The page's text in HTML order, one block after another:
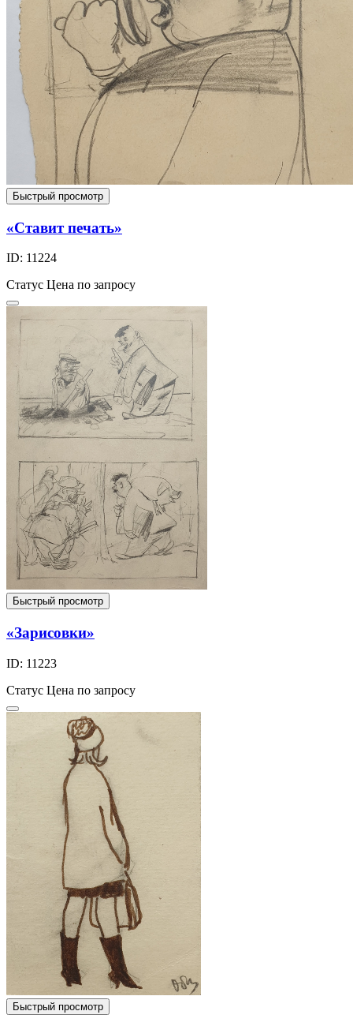
Быстрый просмотр
«Ставит печать»
ID: 11224
Статус Цена по запросу
Быстрый просмотр
«Зарисовки»
ID: 11223
Статус Цена по запросу
Быстрый просмотр